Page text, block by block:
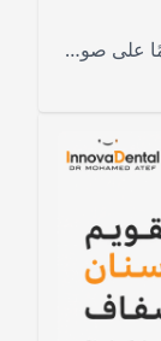
الصورة أبلغ من ألف كلمة وهذا ينطبق تمامًا على صور تقويم الأسنان قبل وبعد، فإذا كنت مترددًا في بدء رحلة العلاج، فإن مشاهدة نتائج الحالات الحقيقية